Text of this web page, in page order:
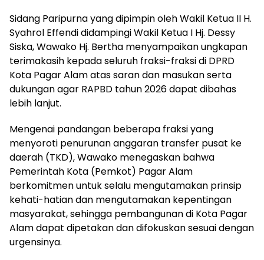
Sidang Paripurna yang dipimpin oleh Wakil Ketua II H.
Syahrol Effendi didampingi Wakil Ketua I Hj. Dessy
Siska, Wawako Hj. Bertha menyampaikan ungkapan
terimakasih kepada seluruh fraksi-fraksi di DPRD
Kota Pagar Alam atas saran dan masukan serta
dukungan agar RAPBD tahun 2026 dapat dibahas
lebih lanjut.
Mengenai pandangan beberapa fraksi yang
menyoroti penurunan anggaran transfer pusat ke
daerah (TKD), Wawako menegaskan bahwa
Pemerintah Kota (Pemkot) Pagar Alam
berkomitmen untuk selalu mengutamakan prinsip
kehati-hatian dan mengutamakan kepentingan
masyarakat, sehingga pembangunan di Kota Pagar
Alam dapat dipetakan dan difokuskan sesuai dengan
urgensinya.